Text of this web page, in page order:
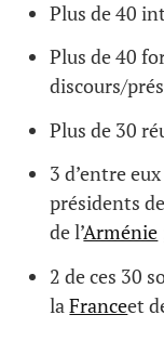
Plus de 40
Plus de 40
discours/
Plus de 30
3 d’entre
présidents
de l’Arménie
2 de ces 30
laFranceet